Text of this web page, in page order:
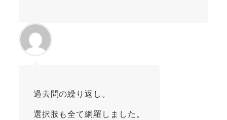
過去問の繰り返し。
選択肢も全て網羅しました。